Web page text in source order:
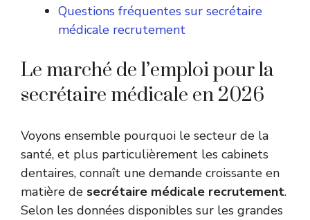
Questions fréquentes sur secrétaire
médicale recrutement
Le marché de l’emploi pour la
secrétaire médicale en 2026
Voyons ensemble pourquoi le secteur de la
santé, et plus particulièrement les cabinets
dentaires, connaît une demande croissante en
matière de secrétaire médicale recrutement.
Selon les données disponibles sur les grandes